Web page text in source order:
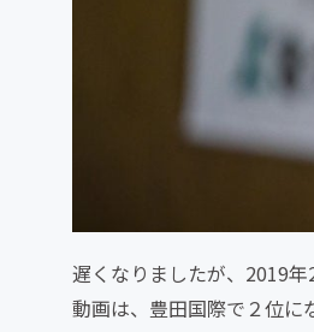
遅くなりましたが、2019
動画は、豊田国際で２位